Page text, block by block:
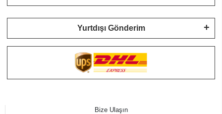
Yurtdışı Gönderim
Bize Ulaşın